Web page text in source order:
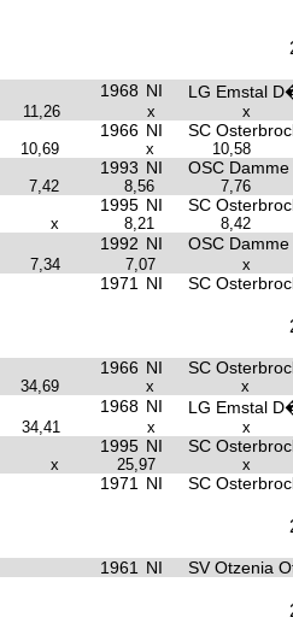
1968 NI LG Emstal
11,26 x x
1966 NI SC
10,69 x 10,58
1993 NI OSC Damme
7,42 8,56 7,76
1995 NI SC
x 8,21 8,42
1992 NI OSC Damme
7,34 7,07 x
1971 NI SC
1966 NI SC
34,69 x x
1968 NI LG Emstal
34,41 x x
1995 NI SC
x 25,97 x
1971 NI SC
1961 NI SV Otzenia